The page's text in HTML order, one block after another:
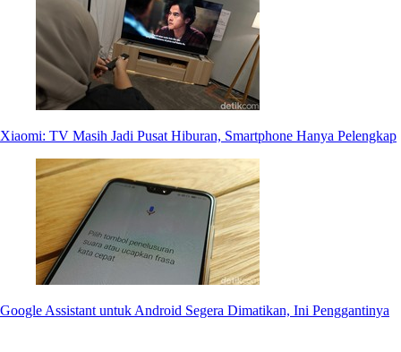
Xiaomi: TV Masih Jadi Pusat Hiburan, Smartphone Hanya Pelengkap
Google Assistant untuk Android Segera Dimatikan, Ini Penggantinya